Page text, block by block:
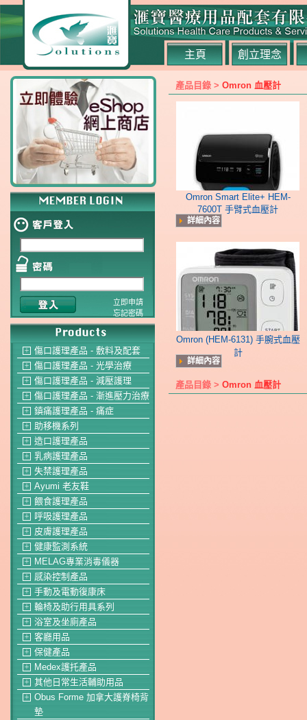
主頁 創立理念
立即申請
忘記密碼
＋ 傷口護理產品 - 敷料及配套
＋ 傷口護理產品 - 光學治療
＋ 傷口護理產品 - 減壓護理
＋ 傷口護理產品 - 漸進壓力治療
＋ 鎮痛護理產品 - 痛症
＋ 助移機系列
＋ 造口護理產品
＋ 乳病護理產品
＋ 失禁護理產品
＋ Ayumi 老友鞋
＋ 餵食護理產品
＋ 呼吸護理產品
＋ 皮膚護理產品
＋ 健康監測系統
＋ MELAG專業消毒儀器
＋ 感染控制產品
＋ 手動及電動復康床
＋ 輪椅及助行用具系列
＋ 浴室及坐廁產品
＋ 客廳用品
＋ 保健產品
＋ Medex護托產品
＋ 其他日常生活輔助用品
＋
Obus Forme 加拿大護脊椅背
墊
產品目錄 > Omron 血壓計
Omron Smart Elite+ HEM-
7600T 手臂式血壓計
詳細內容
Omron (HEM-6131) 手腕式血壓
計
詳細內容
產品目錄 > Omron 血壓計